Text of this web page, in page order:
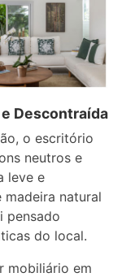
Descontraída
o escritório
neutros e
leve e
natural
pensado
do local.
mobiliário em